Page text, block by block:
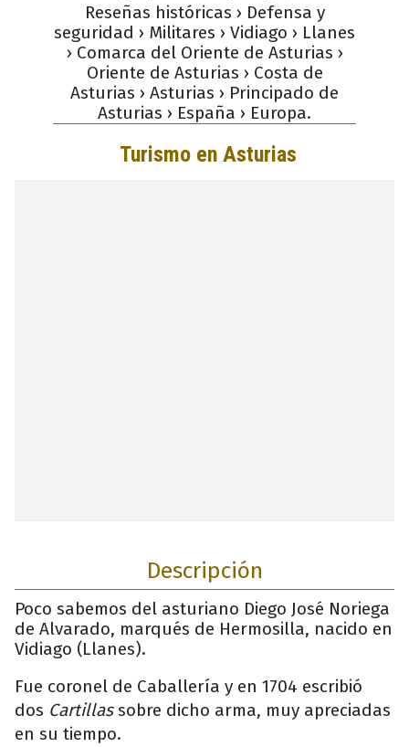
Reseñas históricas › Defensa y
seguridad › Militares › Vidiago › Llanes
› Comarca del Oriente de Asturias ›
Oriente de Asturias › Costa de
Asturias › Asturias › Principado de
Asturias › España › Europa.
Descripción
Poco sabemos del asturiano Diego José Noriega
de Alvarado, marqués de Hermosilla, nacido en
Vidiago (Llanes).
Fue coronel de Caballería y en 1704 escribió
dos Cartillassobre dicho arma, muy apreciadas
en su tiempo.